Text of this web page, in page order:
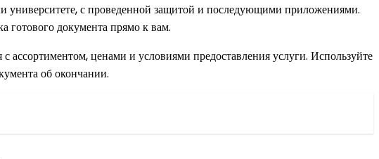
университете, с проведенной защитой и последующими приложениями.
готового документа прямо к вам.
с ассортиментом, ценами и условиями предоставления услуги. Используйте
об окончании.